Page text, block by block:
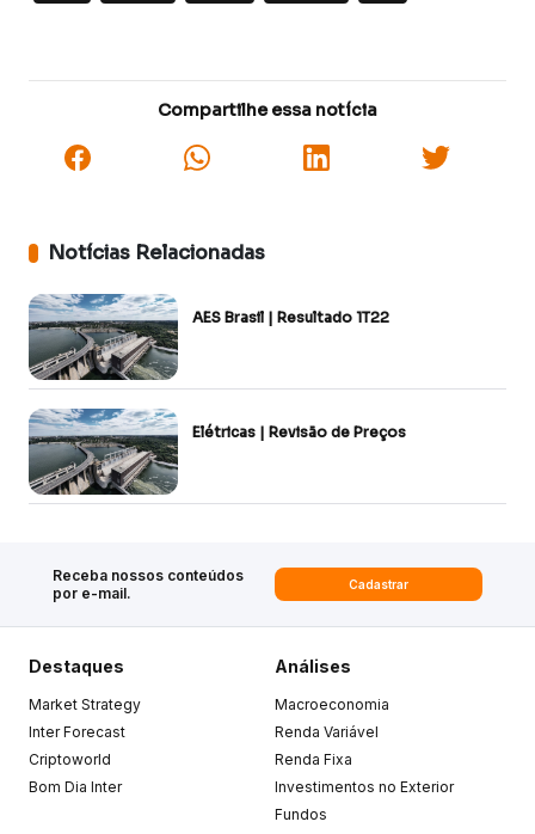
Compartilhe essa notícia
Notícias Relacionadas
AES Brasil | Resultado 1T22
Elétricas | Revisão de Preços
Receba nossos conteúdos
por e-mail.
Cadastrar
Destaques
Market Strategy
Inter Forecast
Criptoworld
Bom Dia Inter
Análises
Macroeconomia
Renda Variável
Renda Fixa
Investimentos no Exterior
Fundos